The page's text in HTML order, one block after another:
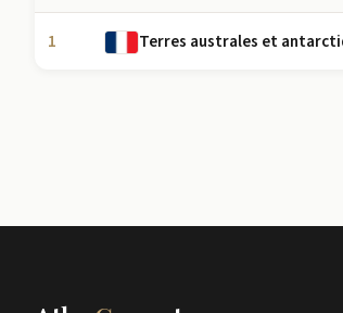
1 Terres australes et